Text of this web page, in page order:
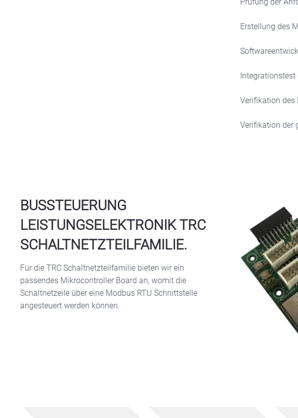
Erstellung des
Integrationstest
Verifikation des
Verifikation der
BUSSTEUERUNG
LEISTUNGSELEKTRONIK TRC
SCHALTNETZTEILFAMILIE.
Für die TRC Schaltnetzteilfamilie bieten wir ein
passendes Mikrocontroller Board an, womit die
Schaltnetzeile über eine Modbus RTU Schnittstelle
angesteuert werden können.